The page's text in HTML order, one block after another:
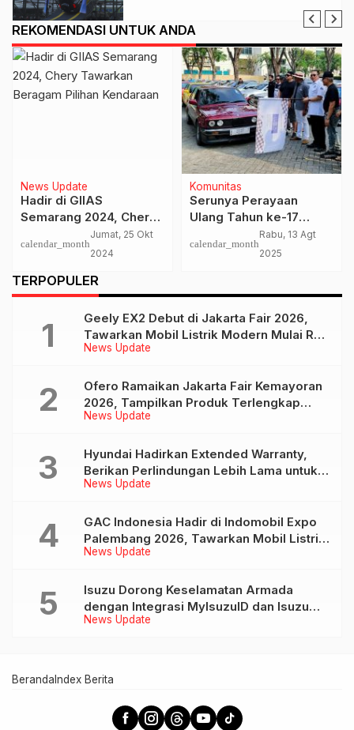
REKOMENDASI UNTUK ANDA
News Update
Hadir di GIIAS
Semarang 2024, Chery
Tawarkan Beragam
Pilihan Kendaraan
calendar_month
Jumat, 25 Okt
2024
Komunitas
Serunya Perayaan
Ulang Tahun ke-17
BMWCCI Classic
Register
calendar_month
Rabu, 13 Agt
2025
TERPOPULER
News Update
Geely EX2 Debut di Jakarta Fair 2026,
Tawarkan Mobil Listrik Modern Mulai Rp
239 Jutaan
News Update
Ofero Ramaikan Jakarta Fair Kemayoran
2026, Tampilkan Produk Terlengkap
hingga Calon Model Baru
News Update
Hyundai Hadirkan Extended Warranty,
Berikan Perlindungan Lebih Lama untuk
Tiga Produk ini
News Update
GAC Indonesia Hadir di Indomobil Expo
Palembang 2026, Tawarkan Mobil Listrik
AION UT dan AION V
News Update
Isuzu Dorong Keselamatan Armada
dengan Integrasi MyIsuzuID dan Isuzu
Link
Beranda Index Berita